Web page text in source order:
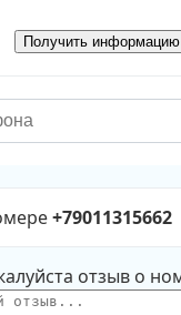
+79011315662
отзыв о